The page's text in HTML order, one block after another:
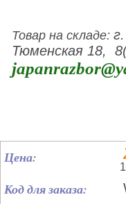
Товар на складе:
Тюменская 18,
Цена:
Код для заказа: